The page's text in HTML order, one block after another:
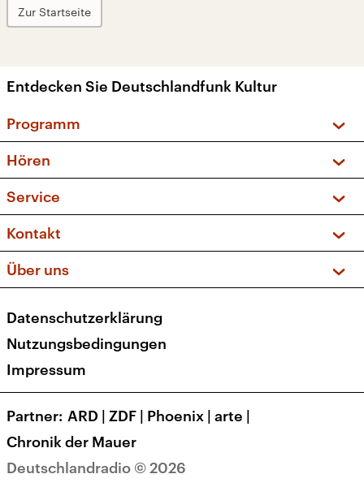
Zur Startseite
Entdecken Sie Deutschlandfunk Kultur
Programm
Sendungen und Podcasts
Musikliste
Kakadu – Das Kinderprogramm
Hören
Frequenzen (UKW + DAB+)
Service
FAQ
Apps
Newsletter
Kontakt
Social Media
Über uns
Presse
Karriere
Transparenz
Deutschlandradio © 2026
Datenschutzerklärung
Nutzungsbedingungen
Impressum
Partner ARD | ZDF | Phoenix | arte |
Chronik der Mauer